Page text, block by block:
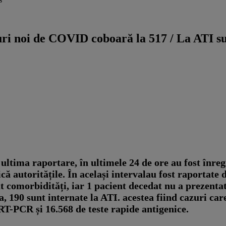
noi de COVID coboară la 517 / La ATI
raportare, în ultimele 24 de ore au fost
autoritățile. În același intervalau fost raportate
comorbidități, iar 1 pacient decedat nu a
190 sunt internate la ATI. acestea fiind cazuri
PCR și 16.568 de teste rapide antigenice.